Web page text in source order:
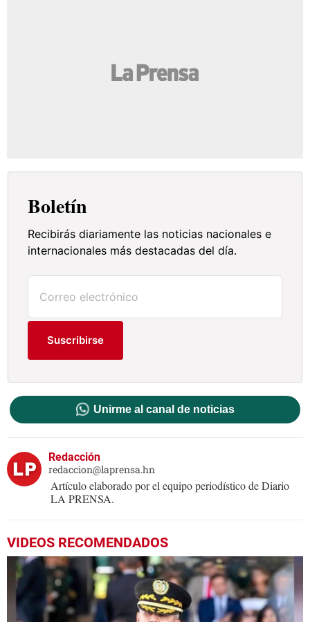
Boletín
Recibirás diariamente las noticias nacionales e
internacionales más destacadas del día.
Suscribirse
Unirme al canal de noticias
Redacción
redaccion@laprensa.hn
Artículo elaborado por el equipo periodístico de Diario
LA PRENSA.
VIDEOS RECOMENDADOS